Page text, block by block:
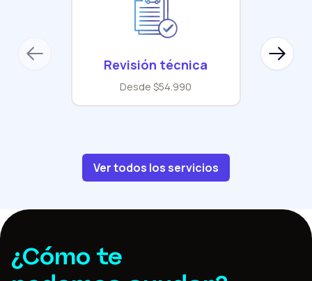
Revisión técnica
Desde $54.990
Previous slide Next
Ver todos los servicios
¿Cómo te